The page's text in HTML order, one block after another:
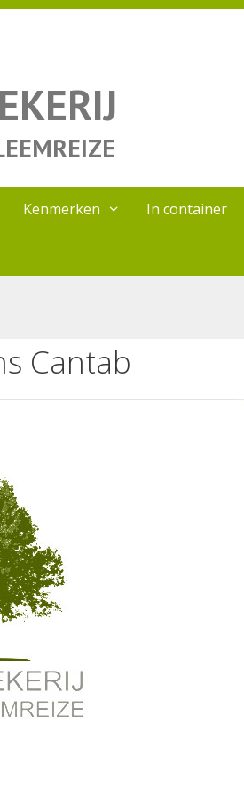
Kenmerken In container
Cantab